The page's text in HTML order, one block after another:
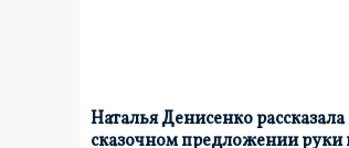
Наталья Денисенко рассказала
сказочном предложении руки